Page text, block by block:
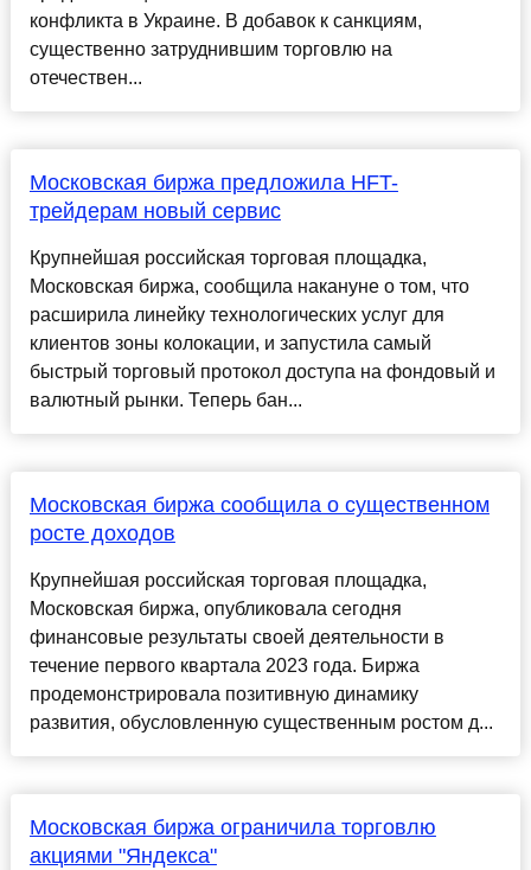
конфликта в Украине. В добавок к санкциям,
существенно затруднившим торговлю на
отечествен...
Московская биржа предложила HFT-
трейдерам новый сервис
Крупнейшая российская торговая площадка,
Московская биржа, сообщила накануне о том, что
расширила линейку технологических услуг для
клиентов зоны колокации, и запустила самый
быстрый торговый протокол доступа на фондовый и
валютный рынки. Теперь бан...
Московская биржа сообщила о существенном
росте доходов
Крупнейшая российская торговая площадка,
Московская биржа, опубликовала сегодня
финансовые результаты своей деятельности в
течение первого квартала 2023 года. Биржа
продемонстрировала позитивную динамику
развития, обусловленную существенным ростом д...
Московская биржа ограничила торговлю
акциями "Яндекса"